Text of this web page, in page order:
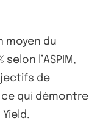
moyen du
l’ASPIM,
de
qui démontre